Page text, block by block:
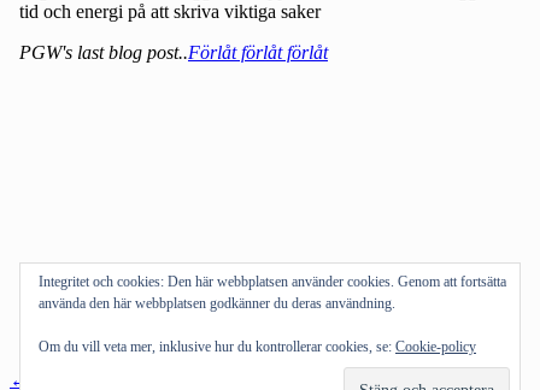
←
Integritet och cookies: Den här webbplatsen använder cookies. Genom att fortsätta
använda den här webbplatsen godkänner du deras användning.
Om du vill veta mer, inklusive hur du kontrollerar cookies, se: Cookie-policy